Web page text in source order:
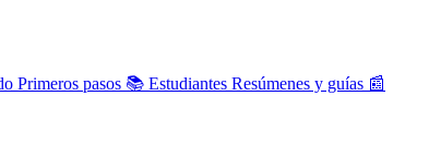
Primeros pasos 📚 Estudiantes Resúmenes y guías 📰